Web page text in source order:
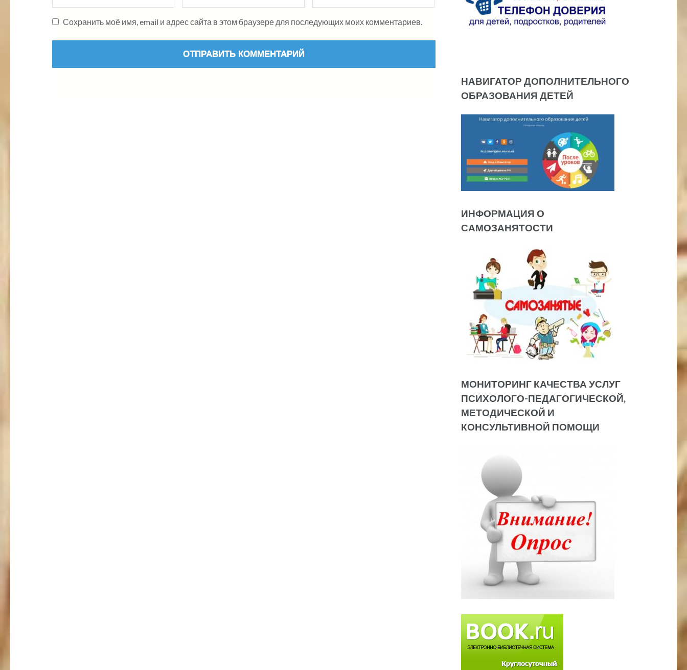
Сохранить моё имя, email и адрес сайта в этом браузере для последующих моих комментариев.
НАВИГАТОР ДОПОЛНИТЕЛЬНОГО
ОБРАЗОВАНИЯ ДЕТЕЙ
ИНФОРМАЦИЯ О
САМОЗАНЯТОСТИ
МОНИТОРИНГ КАЧЕСТВА УСЛУГ
ПСИХОЛОГО-ПЕДАГОГИЧЕСКОЙ,
МЕТОДИЧЕСКОЙ И
КОНСУЛЬТИВНОЙ ПОМОЩИ